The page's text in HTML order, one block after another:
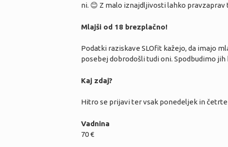
ni. 😊 Z malo iznajdljivosti lahko pravzaprav
Mlajši od 18 brezplačno!
Podatki raziskave SLOfit kažejo, da imajo
posebej dobrodošli tudi oni. Spodbudimo
Kaj zdaj?
Hitro se prijavi ter vsak ponedeljek in
Vadnina
70 €